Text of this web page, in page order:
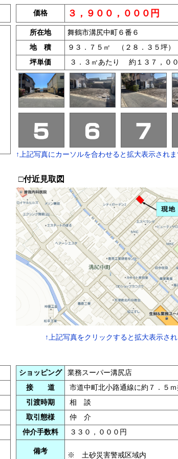
価格 ３，９００，０００円
所在地
舞鶴市溝尻中町６番６
地 積
９３．７５㎡ （２８．３５坪）
坪単価
３．３㎡あたり 約１３７，０
↑上記写真にカーソルを合わせると拡大表示されま
□付近見取図
↑上記写真をクリックすると拡大表示さ
ショッピング
業務スーパー溝尻店
接 道
市道中町北小路通線に約７．５ｍ
引渡時期
相 談
取引態様
仲 介
仲介手数料
３３０，０００円
備考
※ 土砂災害警戒区域内